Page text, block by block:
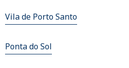
Vila de Porto Santo
Ponta do Sol